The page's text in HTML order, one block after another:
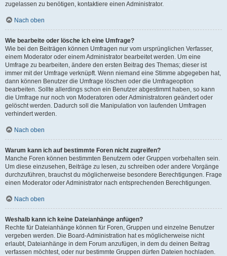
zugelassen zu benötigen, kontaktiere einen Administrator.
Nach oben
Wie bearbeite oder lösche ich eine Umfrage?
Wie bei den Beiträgen können Umfragen nur vom ursprünglichen Verfasser,
einem Moderator oder einem Administrator bearbeitet werden. Um eine
Umfrage zu bearbeiten, ändere den ersten Beitrag des Themas; dieser ist
immer mit der Umfrage verknüpft. Wenn niemand eine Stimme abgegeben hat,
dann können Benutzer die Umfrage löschen oder die Umfrageoption
bearbeiten. Sollte allerdings schon ein Benutzer abgestimmt haben, so kann
die Umfrage nur noch von Moderatoren oder Administratoren geändert oder
gelöscht werden. Dadurch soll die Manipulation von laufenden Umfragen
verhindert werden.
Nach oben
Warum kann ich auf bestimmte Foren nicht zugreifen?
Manche Foren können bestimmten Benutzern oder Gruppen vorbehalten sein.
Um diese einzusehen, Beiträge zu lesen, zu schreiben oder andere Vorgänge
durchzuführen, brauchst du möglicherweise besondere Berechtigungen. Frage
einen Moderator oder Administrator nach entsprechenden Berechtigungen.
Nach oben
Weshalb kann ich keine Dateianhänge anfügen?
Rechte für Dateianhänge können für Foren, Gruppen und einzelne Benutzer
vergeben werden. Die Board-Administration hat es möglicherweise nicht
erlaubt, Dateianhänge in dem Forum anzufügen, in dem du deinen Beitrag
verfassen möchtest, oder nur bestimmte Gruppen dürfen Dateien hochladen.